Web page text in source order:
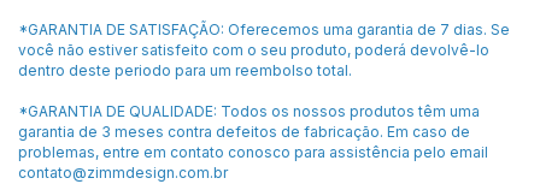
*GARANTIA DE SATISFAÇÃO: Oferecemos uma garantia de 7 dias. Se
você não estiver satisfeito com o seu produto, poderá devolvê-lo
dentro deste periodo para um reembolso total.
*GARANTIA DE QUALIDADE: Todos os nossos produtos têm uma
garantia de 3 meses contra defeitos de fabricação. Em caso de
problemas, entre em contato conosco para assistência pelo email
contato@zimmdesign.com.br